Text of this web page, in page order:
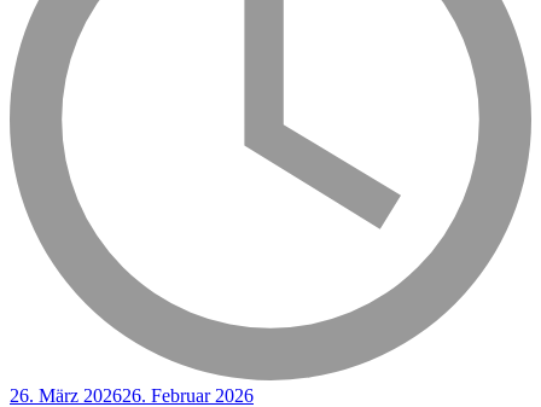
26. März 202626. Februar 2026